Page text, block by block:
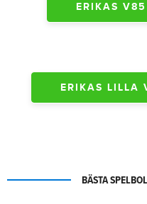
ERIKAS
ERIKAS LILLA
BÄSTA